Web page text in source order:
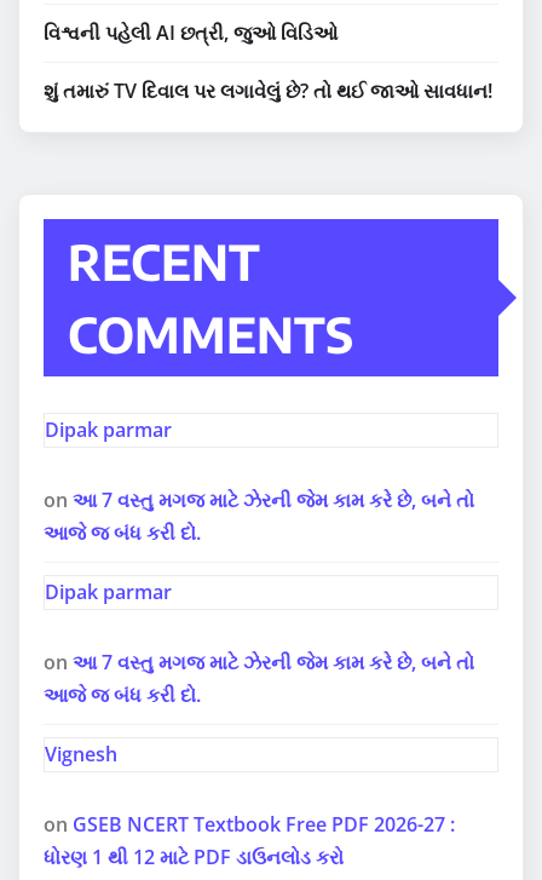
વિશ્વની પહેલી AI છત્રી, જુઓ વિડિઓ
શું તમારું TV દિવાલ પર લગાવેલું છે? તો થઈ જાઓ સાવધાન!
RECENT
COMMENTS
Dipak parmar
on આ 7 વસ્તુ મગજ માટે ઝેરની જેમ કામ કરે છે, બને તો
આજે જ બંધ કરી દો.
Dipak parmar
on આ 7 વસ્તુ મગજ માટે ઝેરની જેમ કામ કરે છે, બને તો
આજે જ બંધ કરી દો.
Vignesh
on GSEB NCERT Textbook Free PDF 2026-27 :
ધોરણ 1 થી 12 માટે PDF ડાઉનલોડ કરો